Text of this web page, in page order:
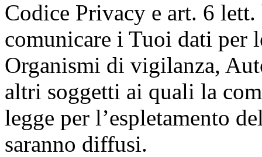
Codice Privacy e art. 6
comunicare i Tuoi dati per
Organismi di vigilanza,
altri soggetti ai quali la
legge per l’espletamento
saranno diffusi.